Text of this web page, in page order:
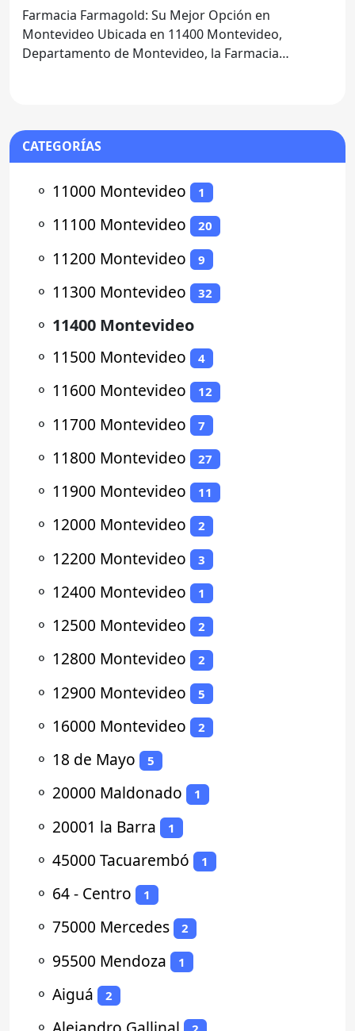
Farmacia Farmagold: Su Mejor Opción en
Montevideo Ubicada en 11400 Montevideo,
Departamento de Montevideo, la Farmacia
CATEGORÍAS
⚬ 11000 Montevideo 1
⚬ 11100 Montevideo 20
⚬ 11200 Montevideo 9
⚬ 11300 Montevideo 32
⚬ 11400 Montevideo
⚬ 11500 Montevideo 4
⚬ 11600 Montevideo 12
⚬ 11700 Montevideo 7
⚬ 11800 Montevideo 27
⚬ 11900 Montevideo 11
⚬ 12000 Montevideo 2
⚬ 12200 Montevideo 3
⚬ 12400 Montevideo 1
⚬ 12500 Montevideo 2
⚬ 12800 Montevideo 2
⚬ 12900 Montevideo 5
⚬ 16000 Montevideo 2
⚬ 18 de Mayo 5
⚬ 20000 Maldonado 1
⚬ 20001 la Barra 1
⚬ 45000 Tacuarembó 1
⚬ 64 - Centro 1
⚬ 75000 Mercedes 2
⚬ 95500 Mendoza 1
⚬ Aiguá 2